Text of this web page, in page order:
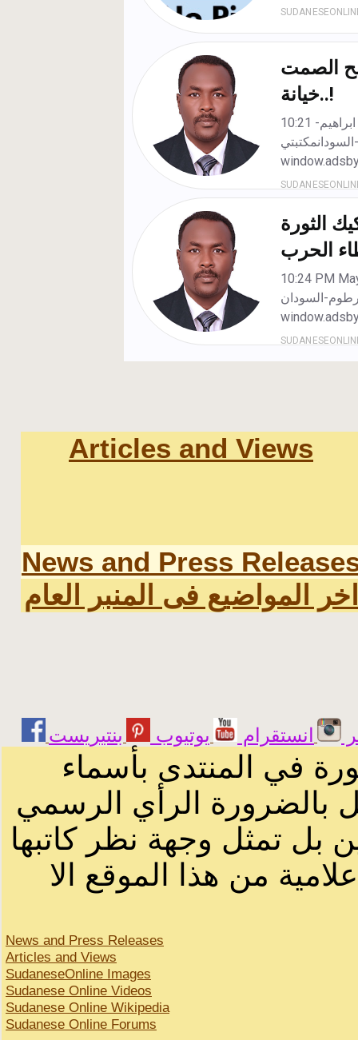
Articles and Views
News and Press
اخر المواضيع فى المنبر العام
انستقرام يوتيوب
في المنتدى بأسماء
بالضرورة الرأي الرسمي
بل تمثل وجهة نظر كاتبها
من هذا الموقع الا
News and Press Releases
Articles and Views
SudaneseOnline Images
Sudanese Online Videos
Sudanese Online Wikipedia
Sudanese Online Forums